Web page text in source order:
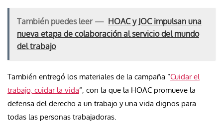
También puedes leer — HOAC y JOC impulsan una
nueva etapa de colaboración al servicio del mundo
del trabajo
También entregó los materiales de la campaña “Cuidar el
trabajo, cuidar la vida“, con la que la HOAC promueve la
defensa del derecho a un trabajo y una vida dignos para
todas las personas trabajadoras.